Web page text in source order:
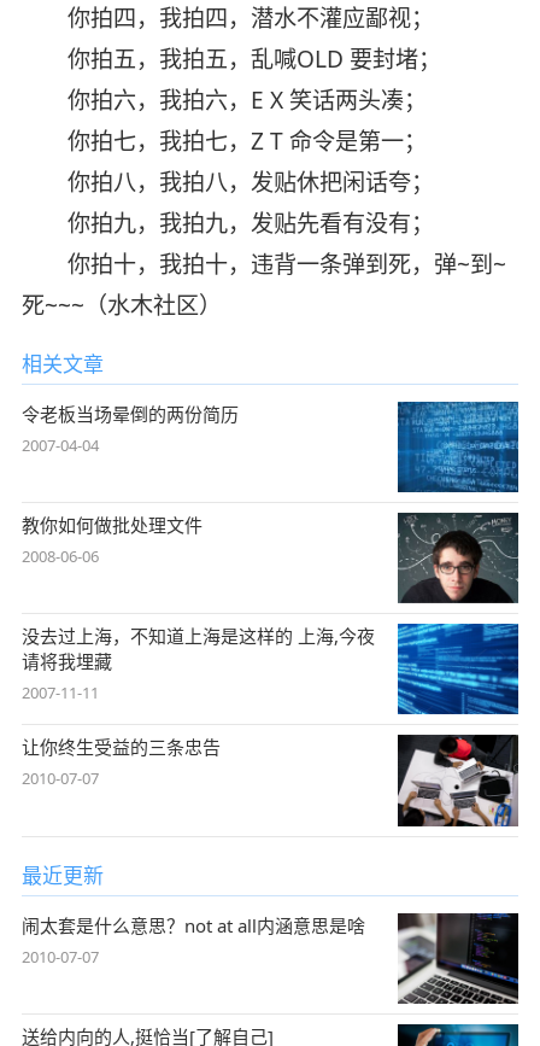
你拍四，我拍四，潜水不灌应鄙视；
你拍五，我拍五，乱喊OLD 要封堵；
你拍六，我拍六，E X 笑话两头凑；
你拍七，我拍七，Z T 命令是第一；
你拍八，我拍八，发贴休把闲话夸；
你拍九，我拍九，发贴先看有没有；
你拍十，我拍十，违背一条弹到死，弹~到~
死~~~（水木社区）
相关文章
令老板当场晕倒的两份简历
2007-04-04
教你如何做批处理文件
2008-06-06
没去过上海，不知道上海是这样的 上海,今夜
请将我埋藏
2007-11-11
让你终生受益的三条忠告
2010-07-07
最近更新
闹太套是什么意思？not at all内涵意思是啥
2010-07-07
送给内向的人,挺恰当[了解自己]